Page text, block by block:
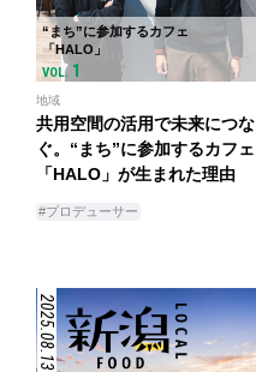
“まち”に参加するカフェ
「HALO」
VOL. 1
地域
共用空間の活用で未来につな
ぐ。“まち”に参加するカフェ
「HALO」が生まれた理由
#プロデューサー
2025.08.13